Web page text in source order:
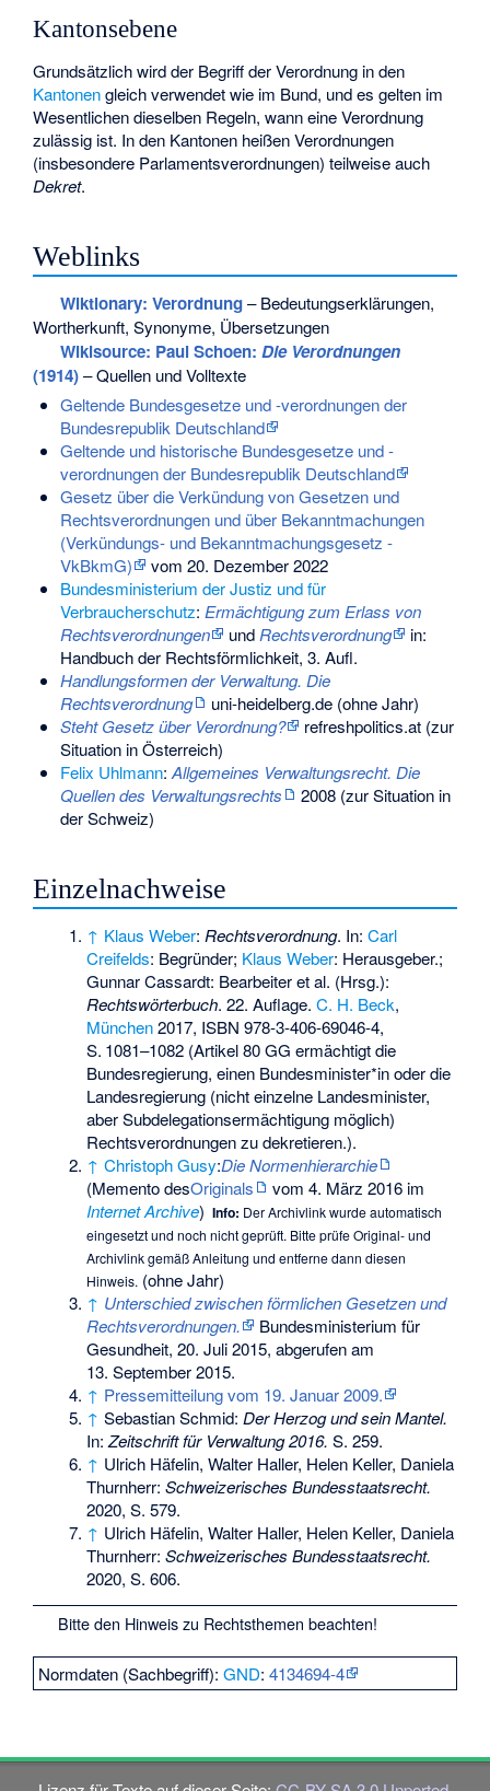
Kantonsebene
Grundsätzlich wird der Begriff der Verordnung in den
Kantonengleich verwendet wie im Bund, und es gelten im
Wesentlichen dieselben Regeln, wann eine Verordnung
zulässig ist. In den Kantonen heißen Verordnungen
(insbesondere Parlamentsverordnungen) teilweise auch
Dekret.
Weblinks
Wiktionary: Verordnung– Bedeutungserklärungen,
Wortherkunft, Synonyme, Übersetzungen
Wikisource: Paul Schoen: Die Verordnungen
(1914)– Quellen und Volltexte
Geltende Bundesgesetze und -verordnungen der
Bundesrepublik Deutschland
Geltende und historische Bundesgesetze und -
verordnungen der Bundesrepublik Deutschland
Gesetz über die Verkündung von Gesetzen und
Rechtsverordnungen und über Bekanntmachungen
(Verkündungs- und Bekanntmachungsgesetz -
VkBkmG)
vom 20. Dezember 2022
Bundesministerium der Justiz und für
Verbraucherschutz: Ermächtigung zum Erlass von
Rechtsverordnungen
und Rechtsverordnung
in:
Handbuch der Rechtsförmlichkeit, 3. Aufl.
Handlungsformen der Verwaltung. Die
Rechtsverordnung
uni-heidelberg.de (ohne Jahr)
Steht Gesetz über Verordnung?
refreshpolitics.at (zur
Situation in Österreich)
Felix Uhlmann: Allgemeines Verwaltungsrecht. Die
Quellen des Verwaltungsrechts
2008 (zur Situation in
der Schweiz)
Einzelnachweise
↑ Klaus Weber: Rechtsverordnung. In:Carl
Creifelds: Begründer; Klaus Weber: Herausgeber.;
Gunnar Cassardt: Bearbeiter et al. (Hrsg.):
Rechtswörterbuch. 22. Auflage.C. H. Beck,
München2017, ISBN 978-3-406-69046-4,
S. 1081–1082 (Artikel 80 GG ermächtigt die
Bundesregierung, einen Bundesminister*in oder die
Landesregierung (nicht einzelne Landesminister,
aber Subdelegationsermächtigung möglich)
Rechtsverordnungen zu dekretieren.).
↑ Christoph Gusy:Die Normenhierarchie
(MementodesOriginals
vom 4. März 2016 im
Internet Archive) Info: Der Archivlink wurde automatisch
eingesetzt und noch nicht geprüft. Bitte prüfe Original- und
Archivlink gemäßAnleitung und entferne dann diesen
Hinweis. (ohne Jahr)
↑ Unterschied zwischen förmlichen Gesetzen und
Rechtsverordnungen.
Bundesministerium für
Gesundheit, 20. Juli 2015, abgerufen am
13. September 2015.
↑ Pressemitteilung vom 19. Januar 2009.
↑ Sebastian Schmid:Der Herzog und sein Mantel.
In:Zeitschrift für Verwaltung 2016. S. 259.
↑ Ulrich Häfelin, Walter Haller, Helen Keller, Daniela
Thurnherr:Schweizerisches Bundesstaatsrecht.
2020, S. 579.
↑ Ulrich Häfelin, Walter Haller, Helen Keller, Daniela
Thurnherr:Schweizerisches Bundesstaatsrecht.
2020, S. 606.
Bitte den Hinweis zu Rechtsthemen beachten!
Normdaten (Sachbegriff):GND:4134694-4